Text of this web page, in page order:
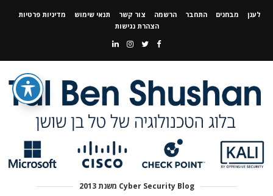
לענן מבחנים התחבר הרשמה צור קשר תנאי שימוש
מדיניות פרטיות
הצהרת נגישות
Cyber Security Blog משנת 2013